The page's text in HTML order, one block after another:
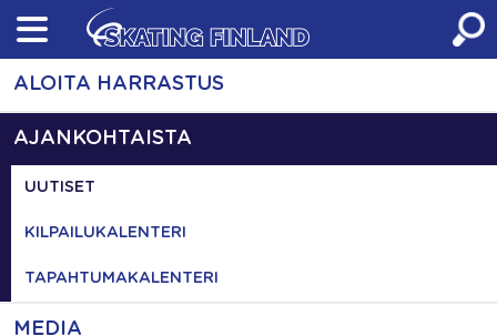
Skip
content
ALOITA HARRASTUS
AJANKOHTAISTA
UUTISET
KILPAILUKALENTERI
TAPAHTUMAKALENTERI
MEDIA